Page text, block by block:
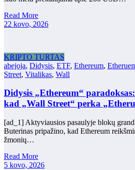
Read More
22 kovo, 2026
KRIPTO TURTAS
abejoja, Didysis, ETF, Ethereum,
Street, Vitalikas, Wall
Didysis „Ethereum“
kad „Wall Street“ perka
[ad_1] Aktyviausios pasaulyje blokų
Buterinas pripažino, kad Ethereum
žmonių…
Read More
5 kovo, 2026